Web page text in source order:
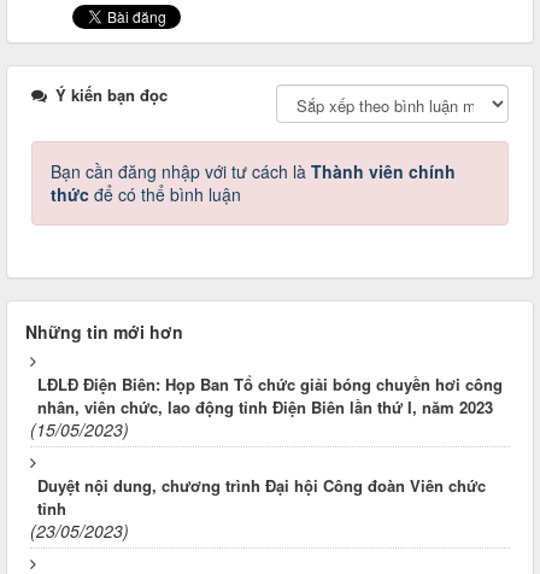
Ý kiến bạn đọc
Bạn cần đăng nhập với tư cách là Thành viên chính
thức để có thể bình luận
Những tin mới hơn
LĐLĐ Điện Biên: Họp Ban Tổ chức giải bóng chuyền hơi công
nhân, viên chức, lao động tỉnh Điện Biên lần thứ I, năm 2023
(15/05/2023)
Duyệt nội dung, chương trình Đại hội Công đoàn Viên chức
tỉnh
(23/05/2023)